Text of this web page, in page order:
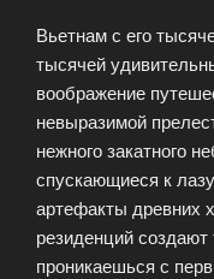
Вьетнам с его
тысячей
воображение
невыразимой
нежного закатного
спускающиеся к
артефакты древних
резиденций
проникаешься с